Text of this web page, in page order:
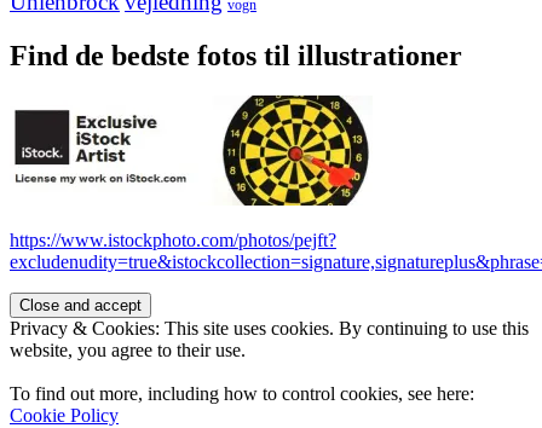
vogn
Find de bedste fotos til illustrationer
https://www.istockphoto.com/photos/pejft?
Privacy & Cookies: This site uses cookies. By continuing to use this
website, you agree to their use.
To find out more, including how to control cookies, see here:
Cookie Policy